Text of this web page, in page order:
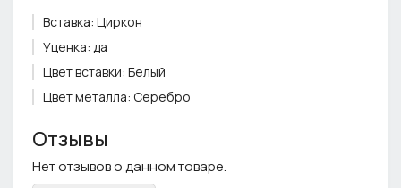
Вставка: Циркон
Уценка: да
Цвет вставки: Белый
Цвет металла: Серебро
Отзывы
Нет отзывов о данном товаре.